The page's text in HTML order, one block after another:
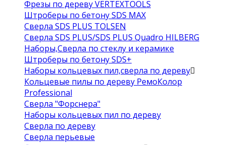
Фрезы по дереву VERTEXTOOLS
Штроберы по бетону SDS MAX
Сверла SDS PLUS TOLSEN
Сверла SDS PLUS/SDS PLUS Quadro HILBERG
Наборы,Сверла по стеклу и керамике
Штроберы по бетону SDS+
Наборы кольцевых пил,сверла по дереву
Кольцевые пилы по дереву РемоКолор
Professional
Сверла "Форснера"
Наборы кольцевых пил по дереву
Сверла по дереву
Сверла перьевые